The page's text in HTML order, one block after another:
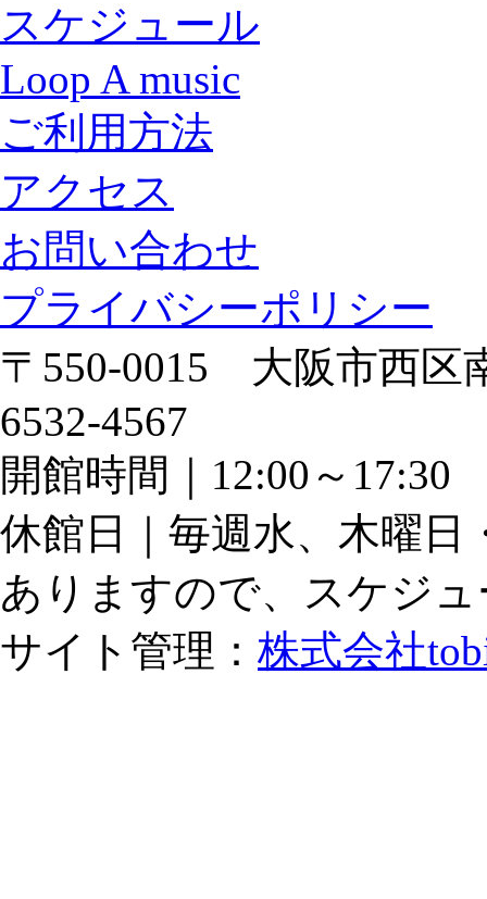
スケジュール
Loop A music
ご利用方法
アクセス
お問い合わせ
プライバシーポリシー
〒550-0015 大阪市西
6532-4567
開館時間｜12:00～
休館日｜毎週水、木曜日
ありますので、スケジ
サイト管理： 株式会社